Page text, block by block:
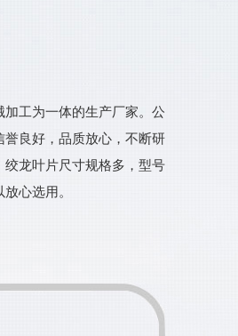
工为一体的生产厂家。公
良好，品质放心，不断研
龙叶片尺寸规格多，型号
心选用。